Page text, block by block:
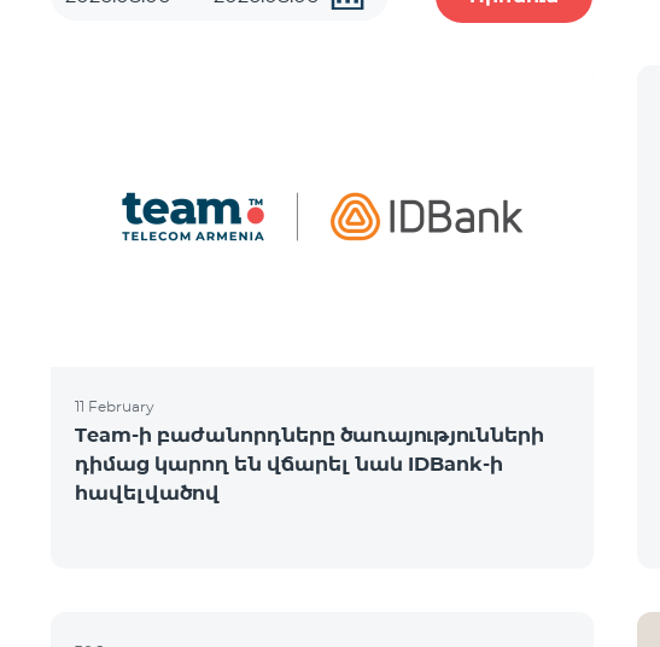
11 February
Team-ի բաժանորդները ծառայությունների
դիմաց կարող են վճարել նաև IDBank-ի
հավելվածով